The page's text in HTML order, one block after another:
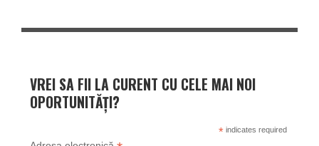
VREI SA FII LA CURENT CU CELE MAI NOI
OPORTUNITĂȚI?
*indicates required